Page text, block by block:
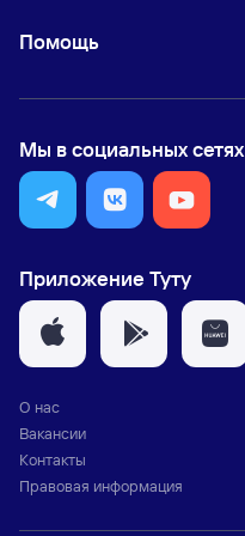
Помощь
Мы в социальных сетях
Приложение Туту
О нас
Вакансии
Контакты
Правовая информация